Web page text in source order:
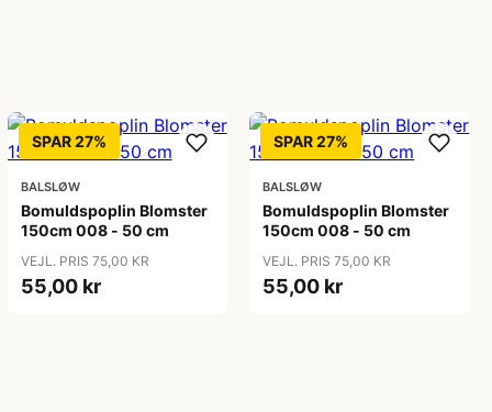
SPAR 27%
BALSLØW
Bomuldspoplin Blomster
150cm 008 - 50 cm
VEJL. PRIS 75,00 KR
55,00 kr
SPAR 27%
BALSLØW
Bomuldspoplin Blomster
150cm 008 - 50 cm
VEJL. PRIS 75,00 KR
55,00 kr